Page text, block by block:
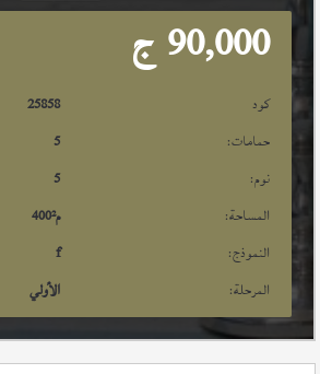
90,000 ج
كود
25858
حمامات:
5
نوم:
5
المساحة:
400م²
النموذج:
f
المرحلة:
الأولي